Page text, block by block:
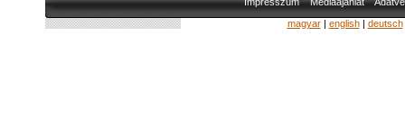
magyar| english| deutsch